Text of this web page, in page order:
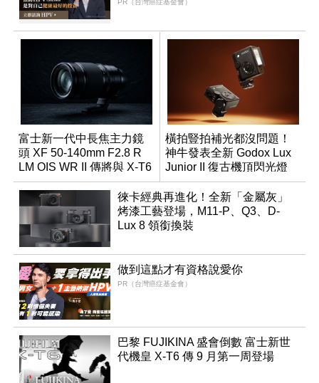
富士新一代中長焦主力鏡
頭 XF 50-140mm F2.8 R
LM OIS WR II 傳將與 X-T6
同步亮相
橫拍豎拍補光都沒問題！
神牛發表全新 Godox Lux
Junior II 復古機頂閃光燈
徠卡經典再進化！全新「金屬灰」
烤漆工藝登場，M11-P、Q3、D-
Lux 8 領銜換裝
做到這點才有資格說愛你
PR（台灣癌症基金會）
巴黎 FUJIKINA 盛會倒數 富士新世
代機皇 X-T6 傳 9 月第一周登場